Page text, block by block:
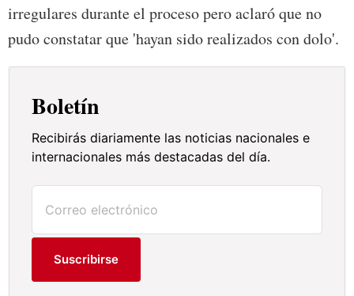
irregulares durante el proceso pero aclaró que no
pudo constatar que 'hayan sido realizados con dolo'.
Boletín
Recibirás diariamente las noticias nacionales e
internacionales más destacadas del día.
Suscribirse